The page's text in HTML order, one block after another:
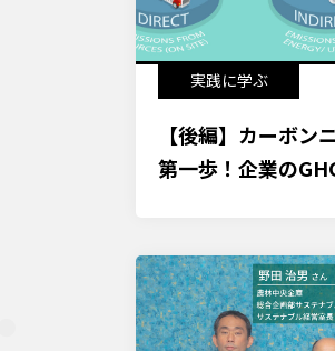
実践に学ぶ
【後編】カーボン
第一歩！企業の